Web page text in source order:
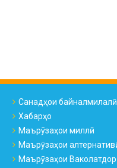
Санадҳои байналмилалӣ
Хабарҳо
Маърӯзаҳои миллӣ
Маърӯзаҳои
Маърӯзаҳои